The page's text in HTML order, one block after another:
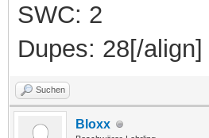
SWC: 2
Dupes: 28[/align]
Suchen
Bloxx